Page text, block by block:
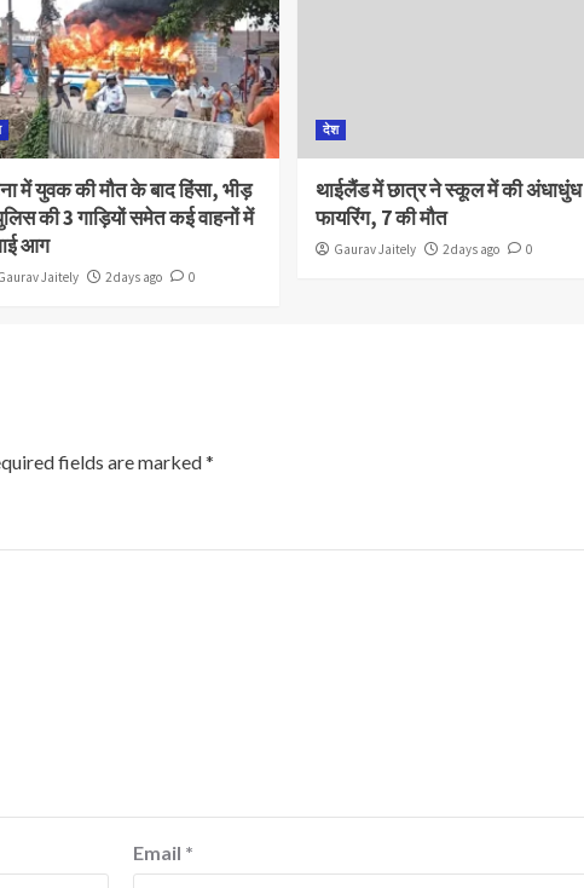
में युवक की मौत के बाद हिंसा, भीड़
की 3 गाड़ियों समेत कई वाहनों में
आग
Jaitely 2 days ago 0
देश
थाईलैंड में छात्र ने स्कूल में की अंधाधुंध
फायरिंग, 7 की मौत
Gaurav Jaitely 2 days ago 0
fields are marked*
Email *